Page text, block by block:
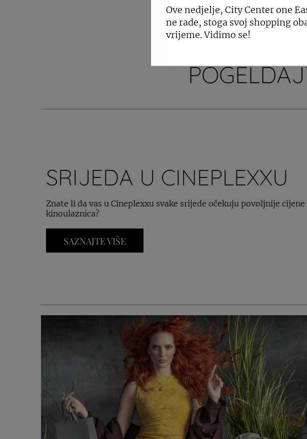
SRIJEDA U CINEPLEXXU
Znate li da vas u Cineplexxu svake srijede očekuju povoljnije cijene
kinoulaznica?
SAZNAJTE VIŠE
Ove nedjelje, City Center one
ne rade, stoga svoj shopping
vrijeme. Vidimo se!